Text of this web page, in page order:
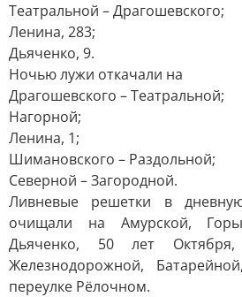
Театральной – Драгошевского;
Ленина, 283;
Дьяченко, 9.
Ночью лужи откачали на
Драгошевского – Театральной;
Нагорной;
Ленина, 1;
Шимановского – Раздольной;
Северной – Загородной.
Ливневые решетки в
очищали на Амурской,
Дьяченко, 50 лет Октября,
Железнодорожной,
переулке Рёлочном.